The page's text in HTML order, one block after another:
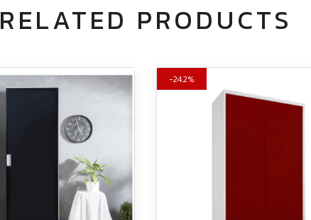
RELATED PRODUCTS
24.2%